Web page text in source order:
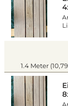
1.4 Meter